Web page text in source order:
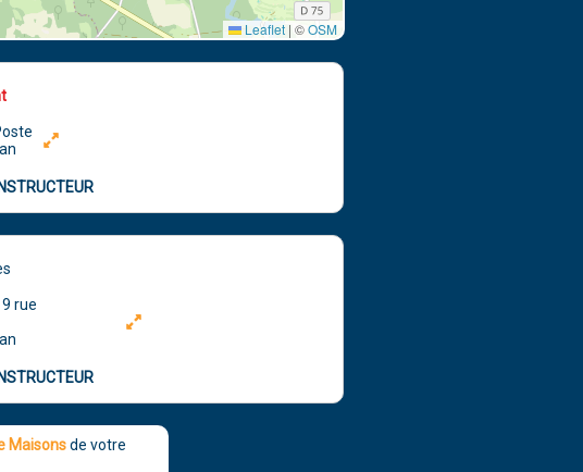
Leaflet | ©OSM
rue
Maisonsde votre